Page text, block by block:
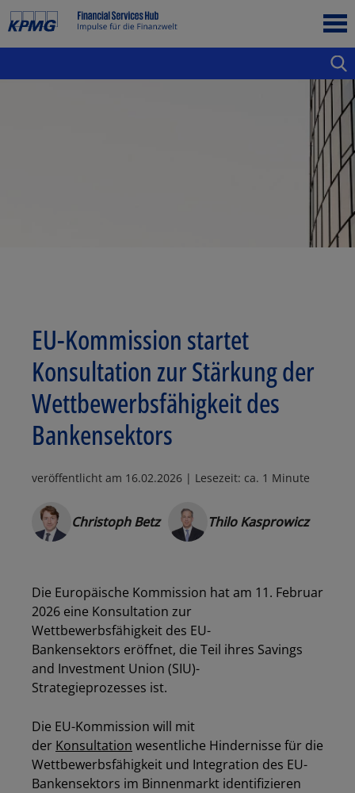
EU-Kommission startet
Konsultation zur Stärkung der
Wettbewerbsfähigkeit des
Bankensektors
veröffentlicht am 16.02.2026 | Lesezeit: ca. 1 Minute
Christoph Betz Thilo Kasprowicz
Die Europäische Kommission hat am 11. Februar
2026 eine Konsultation zur
Wettbewerbsfähigkeit des EU-
Bankensektors eröffnet, die Teil ihres Savings
and Investment Union (SIU)-
Strategieprozesses ist.
Die EU-Kommission will mit
der Konsultation wesentliche Hindernisse für die
Wettbewerbsfähigkeit und Integration des EU-
Bankensektors im Binnenmarkt identifizieren